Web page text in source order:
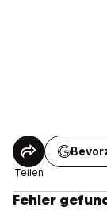
Teilen
Fehler